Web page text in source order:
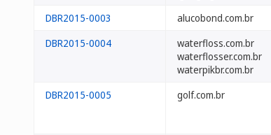
DBR2015-0003 alucobond.com.br
DBR2015-0004
waterfloss.com.br
waterflosser.com.br
waterpikbr.com.br
DBR2015-0005 golf.com.br